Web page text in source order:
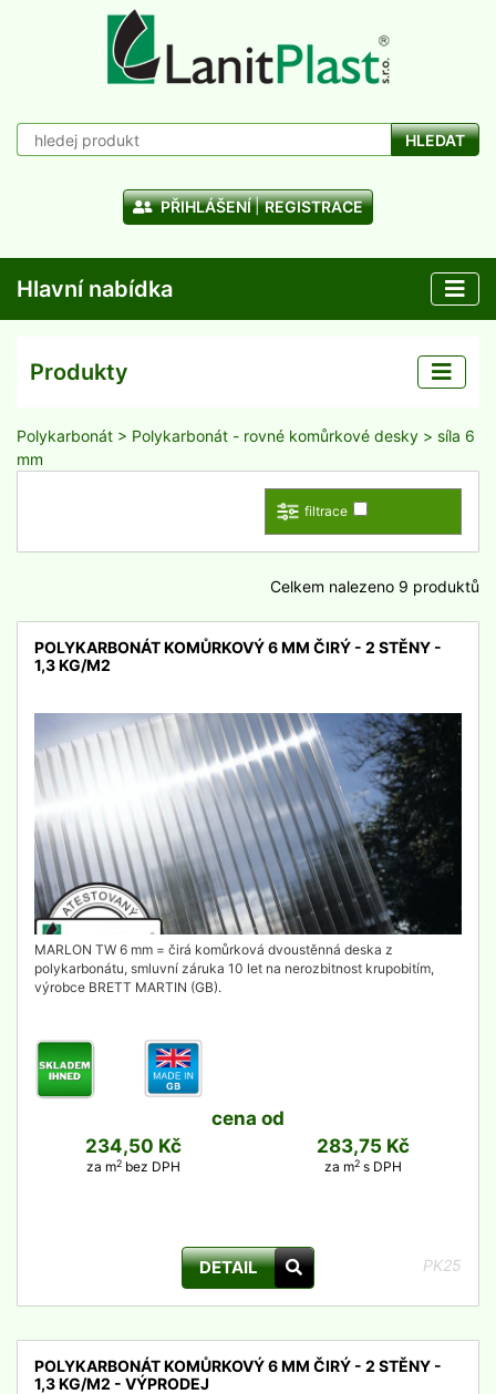
HLEDAT
PŘIHLÁŠENÍ REGISTRACE
Hlavní nabídka
Produkty
Polykarbonát > Polykarbonát - rovné komůrkové desky > síla 6
mm
filtrace
Celkem nalezeno 9 produktů
POLYKARBONÁT KOMŮRKOVÝ 6 MM ČIRÝ - 2 STĚNY -
1,3 KG/M2
MARLON TW 6 mm = čirá komůrková dvoustěnná deska z
polykarbonátu, smluvní záruka 10 let na nerozbitnost krupobitím,
výrobce BRETT MARTIN (GB).
cena od
234,50 Kč
za m2bez DPH
283,75 Kč
za m2 s DPH
DETAIL PK25
POLYKARBONÁT KOMŮRKOVÝ 6 MM ČIRÝ - 2 STĚNY -
1,3 KG/M2 - VÝPRODEJ